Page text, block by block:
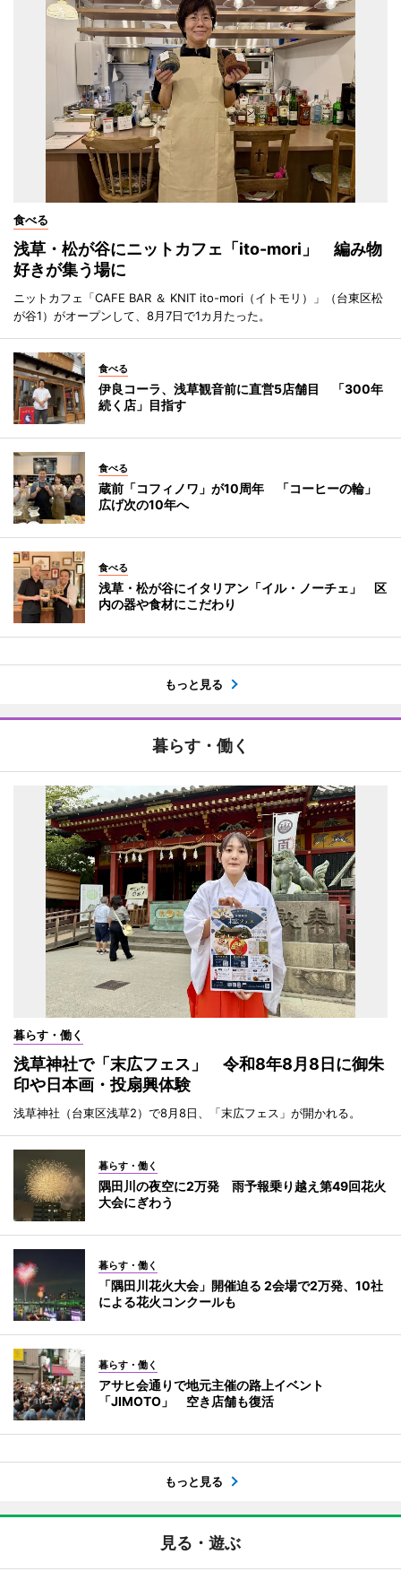
食べる
浅草・松が谷にニットカフェ「ito-mori」 編み物
好きが集う場に
ニットカフェ「CAFE BAR ＆ KNIT ito-mori（イトモリ）」（台東区松
が谷1）がオープンして、8月7日で1カ月たった。
食べる
伊良コーラ、浅草観音前に直営5店舗目 「300年
続く店」目指す
食べる
蔵前「コフィノワ」が10周年 「コーヒーの輪」
広げ次の10年へ
食べる
浅草・松が谷にイタリアン「イル・ノーチェ」 区
内の器や食材にこだわり
もっと見る
暮らす・働く
暮らす・働く
浅草神社で「末広フェス」 令和8年8月8日に御朱
印や日本画・投扇興体験
浅草神社（台東区浅草2）で8月8日、「末広フェス」が開かれる。
暮らす・働く
隅田川の夜空に2万発 雨予報乗り越え第49回花火
大会にぎわう
暮らす・働く
「隅田川花火大会」開催迫る 2会場で2万発、10社
による花火コンクールも
暮らす・働く
アサヒ会通りで地元主催の路上イベント
「JIMOTO」 空き店舗も復活
もっと見る
見る・遊ぶ